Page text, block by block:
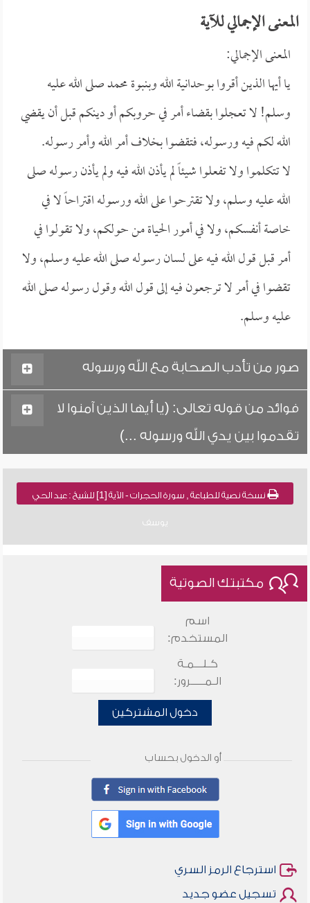
المعنى الإجمالي للآية
المعنى الإجمالي:
يا أيها الذين أقروا بوحدانية الله وبنبوة محمد صلى الله عليه
وسلم! لا تعجلوا بقضاء أمر في حروبكم أو دينكم قبل أن يقضي
الله لكم فيه ورسوله، فتقضوا بخلاف أمر الله وأمر رسوله.
لا تتكلموا ولا تفعلوا شيئاً لم يأذن الله فيه ولم يأذن رسوله صلى
الله عليه وسلم، ولا تقترحوا على الله ورسوله اقتراحاً لا في
خاصة أنفسكم، ولا في أمور الحياة من حولكم، ولا تقولوا في
أمر قبل قول الله فيه على لسان رسوله صلى الله عليه وسلم، ولا
تقضوا في أمر لا ترجعون فيه إلى قول الله وقول رسوله صلى الله
عليه وسلم.
صور من تأدب الصحابة مع الله ورسوله
فوائد من قوله تعالى: (يا أيها الذين آمنوا لا
تقدموا بين يدي الله ورسوله ...)
نسخة نصية للطباعة , سورة الحجرات - الآية [1] للشيخ : عبد الحي
يوسف
مكتبتك الصوتية
اسم
المستخدم:
كـلـــمـة
الـمـــــرور:
دخول المشتركين
أو الدخول بحساب
استرجاع الرمز السري
تسجيل عضو جديد